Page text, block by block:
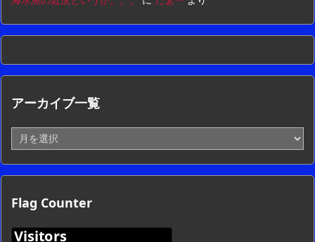
アーカイブ一覧
ー
カ
イ
一
Flag Counter